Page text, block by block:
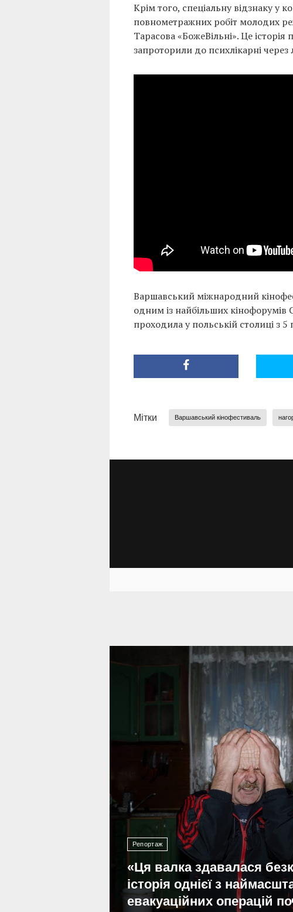
Крім того, спеціальну відзнаку у
повнометражних робіт молодих
Тарасова «БожеВільні». Це
запроторили до психлікарні
Варшавський міжнародний
одним із найбільших кінофорумів
проходила у польській столиці з
Мітки Варшавський кінофестиваль
Репортаж
«Ця валка здавалася
історія однієї з
евакуаційних операцій